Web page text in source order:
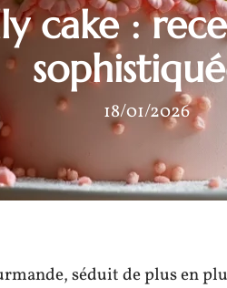
cake :
18/01/2026
séduit de plus en